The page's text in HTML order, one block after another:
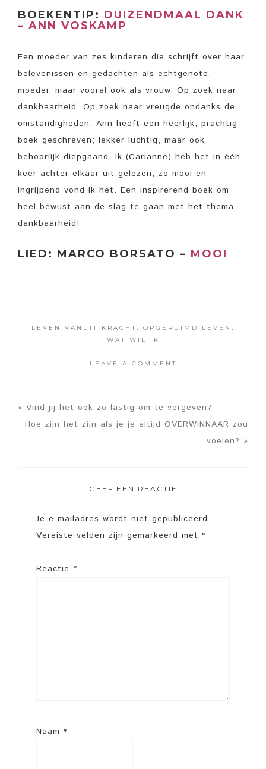
BOEKENTIP: DUIZENDMAAL DANK
– ANN VOSKAMP
Een moeder van zes kinderen die schrijft over haar
belevenissen en gedachten als echtgenote,
moeder, maar vooral ook als vrouw. Op zoek naar
dankbaarheid. Op zoek naar vreugde ondanks de
omstandigheden. Ann heeft een heerlijk, prachtig
boek geschreven; lekker luchtig, maar ook
behoorlijk diepgaand. Ik (Carianne) heb het in één
keer achter elkaar uit gelezen, zo mooi en
ingrijpend vond ik het. Een inspirerend boek om
heel bewust aan de slag te gaan met het thema
dankbaarheid!
LIED: MARCO BORSATO – MOOI
LEVEN VANUIT KRACHT, OPGERUIMD LEVEN ,
WAT WIL IK
·
LEAVE A COMMENT
« Vind jij het ook zo lastig om te vergeven?
Hoe zijn het zijn als je je altijd OVERWINNAAR zou
voelen? »
GEEF EEN REACTIE
Je e-mailadres wordt niet gepubliceerd.
Vereiste velden zijn gemarkeerd met *
Reactie *
Naam *